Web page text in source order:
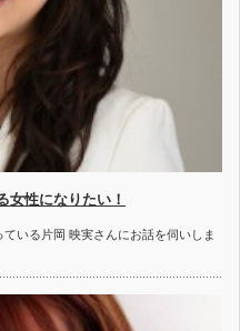
女性になりたい！
いる片岡 映実さんにお話を伺いしま